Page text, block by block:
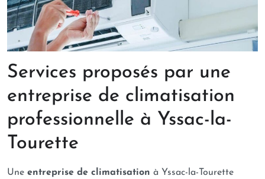
Services proposés par une
entreprise de climatisation
professionnelle à Yssac-la-
Tourette
Une entreprise de climatisation à Yssac-la-Tourette